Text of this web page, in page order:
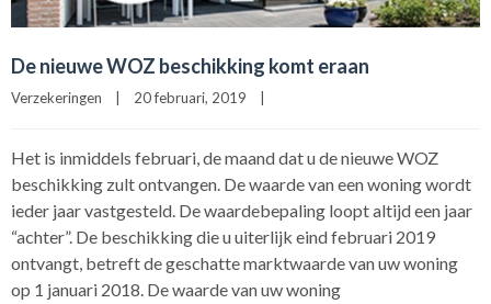
De nieuwe WOZ beschikking komt eraan
Verzekeringen | 20 februari, 2019 |
Het is inmiddels februari, de maand dat u de nieuwe WOZ
beschikking zult ontvangen. De waarde van een woning wordt
ieder jaar vastgesteld. De waardebepaling loopt altijd een jaar
“achter”. De beschikking die u uiterlijk eind februari 2019
ontvangt, betreft de geschatte marktwaarde van uw woning
op 1 januari 2018. De waarde van uw woning